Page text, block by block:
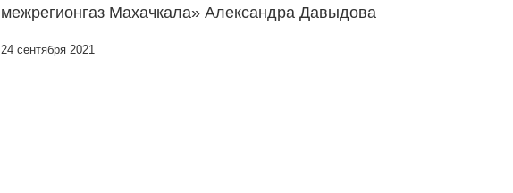
межрегионгаз Махачкала» Александра Давыдова
24 сентября 2021